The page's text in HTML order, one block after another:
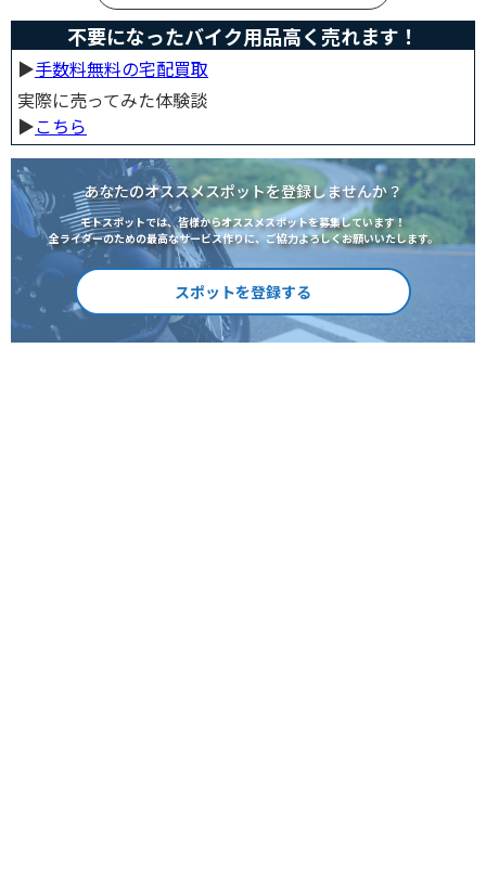
不要になったバイク用品高く売れます！
▶︎手数料無料の宅配買取
実際に売ってみた体験談
▶︎こちら
あなたのオススメスポットを登録しませんか？
モトスポットでは、皆様からオススメスポットを募集しています！
全ライダーのための最高なサービス作りに、ご協力よろしくお願いいたします。
スポットを登録する